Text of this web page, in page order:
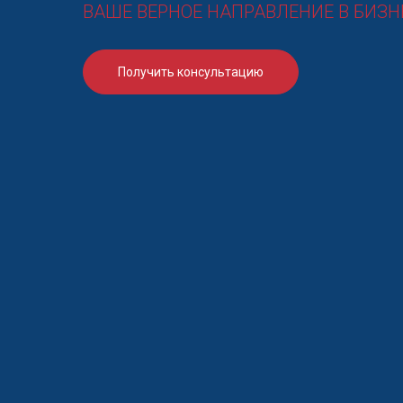
ВАШЕ ВЕРНОЕ НАПРАВЛЕНИЕ В
Получить консультацию